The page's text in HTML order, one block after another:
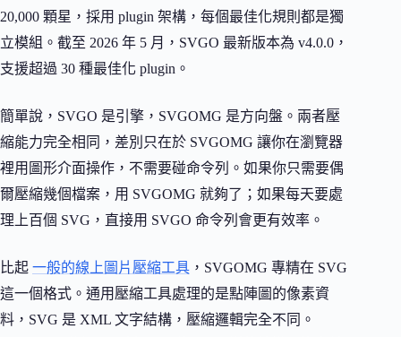
20,000 顆星，採用 plugin 架構，每個最佳化規則都是獨
立模組。截至 2026 年 5 月，SVGO 最新版本為 v4.0.0，
支援超過 30 種最佳化 plugin。
簡單說，SVGO 是引擎，SVGOMG 是方向盤。兩者壓
縮能力完全相同，差別只在於 SVGOMG 讓你在瀏覽器
裡用圖形介面操作，不需要碰命令列。如果你只需要偶
爾壓縮幾個檔案，用 SVGOMG 就夠了；如果每天要處
理上百個 SVG，直接用 SVGO 命令列會更有效率。
比起 一般的線上圖片壓縮工具 ，SVGOMG 專精在 SVG
這一個格式。通用壓縮工具處理的是點陣圖的像素資
料，SVG 是 XML 文字結構，壓縮邏輯完全不同。